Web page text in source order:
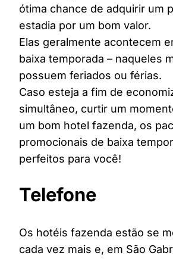
ótima chance de adquirir um
estadia por um bom valor.
Elas geralmente acontecem
baixa temporada – naqueles
possuem feriados ou férias.
Caso esteja a fim de
simultâneo, curtir um
um bom hotel fazenda, os
promocionais de baixa
perfeitos para você!
Telefone
Os hotéis fazenda estão se
cada vez mais e, em São